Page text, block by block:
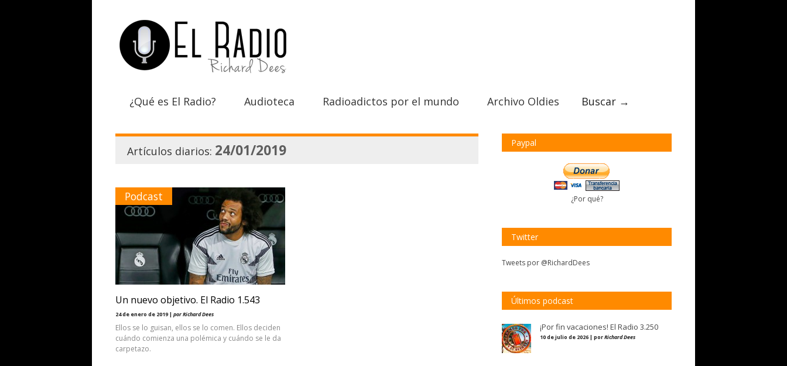
¿Qué es El Radio? Audioteca Radioadictos por el mundo Archivo Oldies Buscar →
Artículos diarios: 24/01/2019
Podcast
Un nuevo objetivo. El Radio 1.543
24 de enero de 2019 | por Richard Dees
Ellos se lo guisan, ellos se lo comen. Ellos deciden
cuándo comienza una polémica y cuándo se le da
carpetazo.
Paypal
¿Por qué?
Twitter
Tweets por @RichardDees
Últimos podcast
¡Por fin vacaciones! El Radio 3.250
10 de julio de 2026 | porRichard Dees